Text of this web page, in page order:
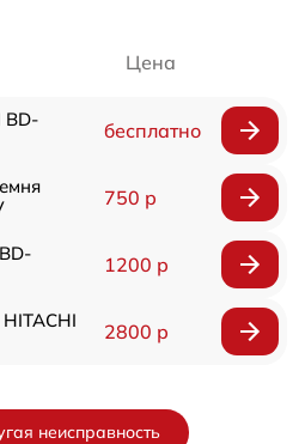
Цена
BD-
бесплатно
750 р
1200 р
2800 р
неисправность